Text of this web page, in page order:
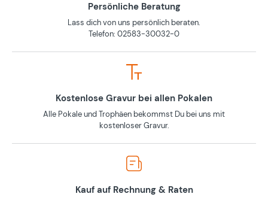
Persönliche Beratung
Lass dich von uns persönlich beraten.
Telefon: 02583-30032-0
Kostenlose Gravur bei allen Pokalen
Alle Pokale und Trophäen bekommst Du bei uns mit
kostenloser Gravur.
Kauf auf Rechnung & Raten